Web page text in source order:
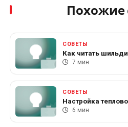
Похожие
СОВЕТЫ
Как читать
7 мин
СОВЕТЫ
Настройка
6 мин